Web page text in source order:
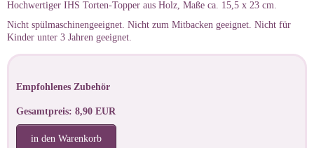
Hochwertiger IHS Torten-Topper aus Holz, Maße ca. 15,5 x 23 cm.
Nicht spülmaschinengeeignet. Nicht zum Mitbacken geeignet. Nicht für
Kinder unter 3 Jahren geeignet.
Empfohlenes Zubehör
Gesamtpreis: 8,90 EUR
in den Warenkorb